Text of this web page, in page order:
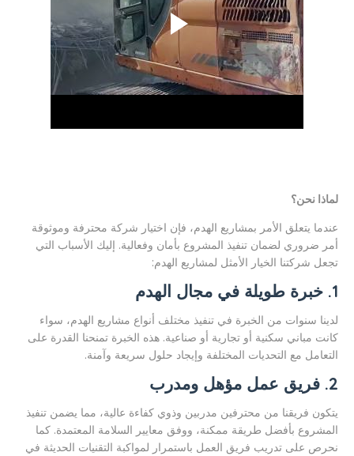
لماذا نحن؟
عندما يتعلق الأمر بمشاريع الهدم، فإن اختيار شركة محترفة وموثوقة
أمر ضروري لضمان تنفيذ المشروع بأمان وفعالية. إليك الأسباب التي
تجعل شركتنا الخيار الأمثل لمشاريع الهدم:
1. خبرة طويلة في مجال الهدم
لدينا سنوات من الخبرة في تنفيذ مختلف أنواع مشاريع الهدم، سواء
كانت مباني سكنية أو تجارية أو صناعية. هذه الخبرة تمنحنا القدرة على
التعامل مع التحديات المختلفة وإيجاد حلول سريعة وآمنة.
2. فريق عمل مؤهل ومدرب
يتكون فريقنا من محترفين مدربين وذوي كفاءة عالية، مما يضمن تنفيذ
المشروع بأفضل طريقة ممكنة، ووفق معايير السلامة المعتمدة. كما
نحرص على تدريب فريق العمل باستمرار لمواكبة التقنيات الحديثة في